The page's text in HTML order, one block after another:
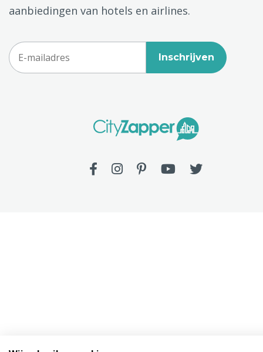
aanbiedingen van hotels en airlines.
Inschrijven